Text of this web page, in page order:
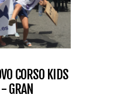
CORSO KIDS
GRAN